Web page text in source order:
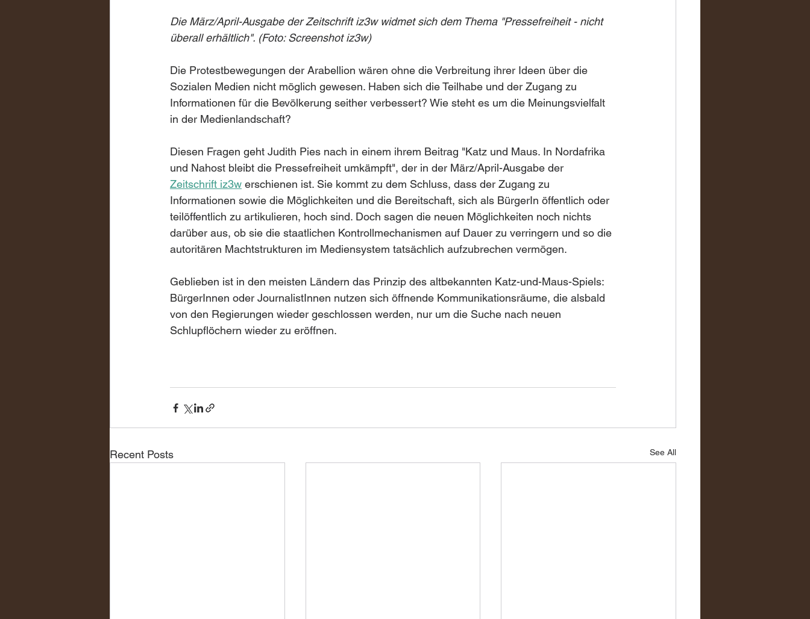
Die März/April-Ausgabe der Zeitschrift iz3w widmet sich dem Thema "Pressefreiheit - nicht
überall erhältlich". (Foto: Screenshot iz3w)
Die Protestbewegungen der Arabellion wären ohne die Verbreitung ihrer Ideen über die
Sozialen Medien nicht möglich gewesen. Haben sich die Teilhabe und der Zugang zu
Informationen für die Bevölkerung seither verbessert? Wie steht es um die Meinungsvielfalt
in der Medienlandschaft?
Diesen Fragen geht Judith Pies nach in einem ihrem Beitrag "Katz und Maus. In Nordafrika
und Nahost bleibt die Pressefreiheit umkämpft", der in der März/April-Ausgabe der
Zeitschrift iz3w erschienen ist. Sie kommt zu dem Schluss, dass der Zugang zu
Informationen sowie die Möglichkeiten und die Bereitschaft, sich als BürgerIn öffentlich oder
teilöffentlich zu artikulieren, hoch sind. Doch sagen die neuen Möglichkeiten noch nichts
darüber aus, ob sie die staatlichen Kontrollmechanismen auf Dauer zu verringern und so die
autoritären Machtstrukturen im Mediensystem tatsächlich aufzubrechen vermögen.
Geblieben ist in den meisten Ländern das Prinzip des altbekannten Katz-und-Maus-Spiels:
BürgerInnen oder JournalistInnen nutzen sich öffnende Kommunikationsräume, die alsbald
von den Regierungen wieder geschlossen werden, nur um die Suche nach neuen
Schlupflöchern wieder zu eröffnen.
Recent Posts See All